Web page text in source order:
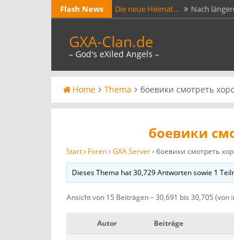
Skip
content
Flash News Die neue Heimat… Nach
https://arkservers.net/server/
GXA-Clan.de jetzt mit…
Zertifikat von Lets Crypt
GXA Gameserver 1… GXA
GXA-Clan.de
– God's eXiled Angels –
Home Thema боевики смотреть
боевики
Start› Foren› GXA Server› боевики смотреть
Dieses Thema hat 30,729 Antworten sowie 1
Ansicht von 15 Beiträgen – 30,691 bis 30,705 (von
Autor Beiträge